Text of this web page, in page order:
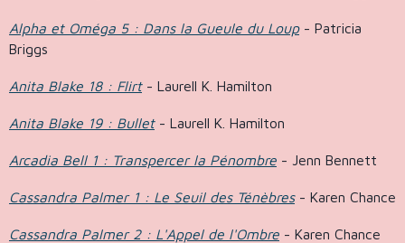
Alpha et Oméga 5 : Dans la Gueule du Loup- Patricia
Briggs
Anita Blake 18 : Flirt- Laurell K. Hamilton
Anita Blake 19 : Bullet- Laurell K. Hamilton
Arcadia Bell 1 : Transpercer la Pénombre - Jenn Bennett
Cassandra Palmer 1 : Le Seuil des Ténèbres- Karen Chance
Cassandra Palmer 2 : L'Appel de l'Ombre - Karen Chance